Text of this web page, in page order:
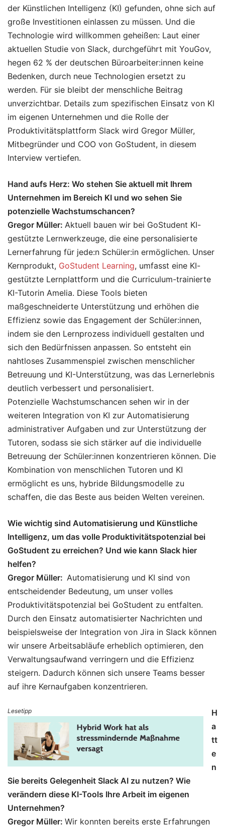
der Künstlichen Intelligenz (KI) gefunden, ohne sich auf
große Investitionen einlassen zu müssen. Und die
Technologie wird willkommen geheißen: Laut einer
aktuellen Studie von Slack, durchgeführt mit YouGov,
hegen 62 % der deutschen Büroarbeiter:innen keine
Bedenken, durch neue Technologien ersetzt zu
werden. Für sie bleibt der menschliche Beitrag
unverzichtbar. Details zum spezifischen Einsatz von KI
im eigenen Unternehmen und die Rolle der
Produktivitätsplattform Slack wird Gregor Müller,
Mitbegründer und COO von GoStudent, in diesem
Interview vertiefen.
Hand aufs Herz: Wo stehen Sie aktuell mit Ihrem
Unternehmen im Bereich KI und wo sehen Sie
potenzielle Wachstumschancen?
Gregor Müller: Aktuell bauen wir bei GoStudent KI-
gestützte Lernwerkzeuge, die eine personalisierte
Lernerfahrung für jede:n Schüler:in ermöglichen. Unser
Kernprodukt, GoStudent Learning, umfasst eine KI-
gestützte Lernplattform und die Curriculum-trainierte
KI-Tutorin Amelia. Diese Tools bieten
maßgeschneiderte Unterstützung und erhöhen die
Effizienz sowie das Engagement der Schüler:innen,
indem sie den Lernprozess individuell gestalten und
sich den Bedürfnissen anpassen. So entsteht ein
nahtloses Zusammenspiel zwischen menschlicher
Betreuung und KI-Unterstützung, was das Lernerlebnis
deutlich verbessert und personalisiert.
Potenzielle Wachstumschancen sehen wir in der
weiteren Integration von KI zur Automatisierung
administrativer Aufgaben und zur Unterstützung der
Tutoren, sodass sie sich stärker auf die individuelle
Betreuung der Schüler:innen konzentrieren können. Die
Kombination von menschlichen Tutoren und KI
ermöglicht es uns, hybride Bildungsmodelle zu
schaffen, die das Beste aus beiden Welten vereinen.
Wie wichtig sind Automatisierung und Künstliche
Intelligenz, um das volle Produktivitätspotenzial bei
GoStudent zu erreichen? Und wie kann Slack hier
helfen?
Gregor Müller: Automatisierung und KI sind von
entscheidender Bedeutung, um unser volles
Produktivitätspotenzial bei GoStudent zu entfalten.
Durch den Einsatz automatisierter Nachrichten und
beispielsweise der Integration von Jira in Slack können
wir unsere Arbeitsabläufe erheblich optimieren, den
Verwaltungsaufwand verringern und die Effizienz
steigern. Dadurch können sich unsere Teams besser
auf ihre Kernaufgaben konzentrieren.
Lesetipp
H
a
tt
e
n
Sie bereits Gelegenheit Slack AI zu nutzen? Wie
verändern diese KI-Tools Ihre Arbeit im eigenen
Unternehmen?
Gregor Müller: Wir konnten bereits erste Erfahrungen